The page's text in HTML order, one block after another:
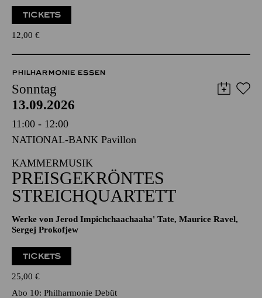
TICKETS
12,00 €
PHILHARMONIE ESSEN
Sonntag
13.09.2026
11:00 - 12:00
NATIONAL-BANK Pavillon
KAMMERMUSIK
PREISGEKRÖNTES
STREICHQUARTETT
Werke von Jerod Impichchaachaaha' Tate, Maurice Ravel,
Sergej Prokofjew
TICKETS
25,00 €
Abo 10: Philharmonie Debüt